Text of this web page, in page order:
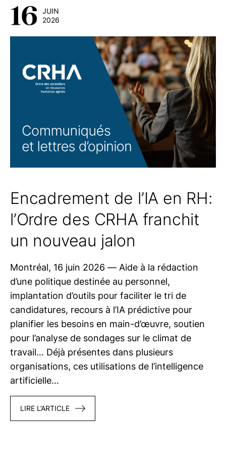
16 JUIN
2026
Encadrement de l’IA en RH:
l’Ordre des CRHA franchit
un nouveau jalon
Montréal, 16 juin 2026 — Aide à la rédaction
d’une politique destinée au personnel,
implantation d’outils pour faciliter le tri de
candidatures, recours à l’IA prédictive pour
planifier les besoins en main-d’œuvre, soutien
pour l’analyse de sondages sur le climat de
travail… Déjà présentes dans plusieurs
organisations, ces utilisations de l’intelligence
artificielle…
LIRE L’ARTICLE